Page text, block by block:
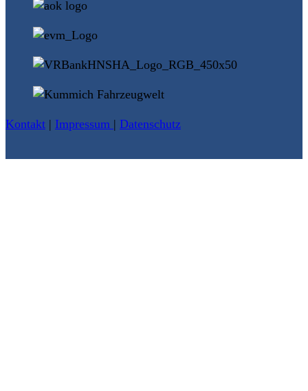
Kontakt | Impressum | Datenschutz